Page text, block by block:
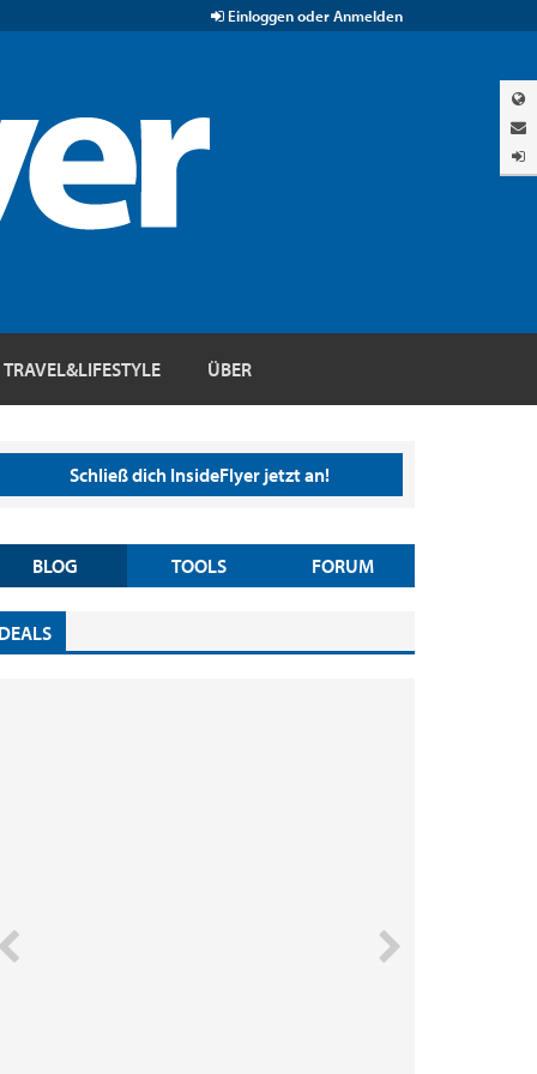
Einloggen oder Anmelden
TRAVEL&LIFESTYLE ÜBER
Schließ dich InsideFlyer jetzt an!
BLOG TOOLS FORUM
DEALS